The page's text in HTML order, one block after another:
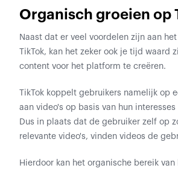
Organisch groeien op
Naast dat er veel voordelen zijn aan
TikTok, kan het zeker ook je tijd waard
content voor het platform te creëren.
TikTok koppelt gebruikers namelijk op
aan video's op basis van hun
Dus in plaats dat de gebruiker zelf op
relevante video's, vinden videos de
Hierdoor kan het organische bereik